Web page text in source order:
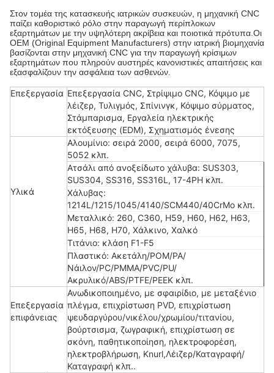
Στον τομέα της κατασκευής ιατρικών συσκευών, η μηχανική CNC
παίζει καθοριστικό ρόλο στην παραγωγή περίπλοκων
εξαρτημάτων με την υψηλότερη ακρίβεια και ποιοτικά πρότυπα.Οι
OEM (Original Equipment Manufacturers) στην ιατρική βιομηχανία
βασίζονται στην μηχανική CNC για την παραγωγή κρίσιμων
εξαρτημάτων που πληρούν αυστηρές κανονιστικές απαιτήσεις και
εξασφαλίζουν την ασφάλεια των ασθενών.
Επεξεργασία Επεξεργασία CNC, Στρίψιμο CNC, Κόψιμο με
λέιζερ, Τυλιγμός, Σπίνινγκ, Κόψιμο σύρματος,
Στάμπαρισμα, Εργαλεία ηλεκτρικής
εκτόξευσης (EDM), Σχηματισμός ένεσης
Υλικά
Αλουμίνιο: σειρά 2000, σειρά 6000, 7075,
5052 κλπ.
Ατσάλι από ανοξείδωτο χάλυβα: SUS303,
SUS304, SS316, SS316L, 17-4PH κλπ.
Χάλυβας:
1214L/1215/1045/4140/SCM440/40CrMo κλπ.
Μεταλλικό: 260, C360, H59, H60, H62, H63,
H65, H68, H70, Χάλκινο, Χαλκό
Τιτάνιο: κλάση F1-F5
Πλαστικό: Ακετάλη/POM/PA/
Νάιλον/PC/PMMA/PVC/PU/
Ακρυλικό/ABS/PTFE/PEEK κλπ.
Επεξεργασία
επιφάνειας
Ανωδικοποιημένο, με σφαιρίδιο, με μεταξένιο
πλέγμα, επιχρίστωση PVD, επιχρίστωση
ψευδαργύρου/νικέλου/χρωμίου/τιτανίου,
βούρτσισμα, ζωγραφική, επιχρίστωση σε
σκόνη, παθητικοποίηση, ηλεκτροφορέση,
ηλεκτροβλήρωση, Knurl,Λέιζερ/Καταγραφή/
Καταγραφή κλπ..